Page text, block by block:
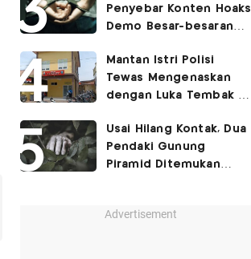
Penyebar Konten Hoaks
Demo Besar-besaran
Mantan Istri Polisi
Tewas Mengenaskan
dengan Luka Tembak di
Usai Hilang Kontak, Dua
Pendaki Gunung
Piramid Ditemukan
Advertisement